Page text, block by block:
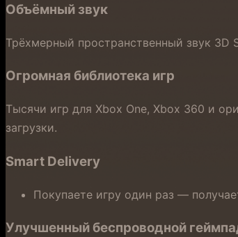
Объёмный звук
Трёхмерный пространственный звук 3D
Огромная библиотека игр
Тысячи игр для Xbox One, Xbox 360 и
загрузки.
Smart Delivery
Покупаете игру один раз —
Улучшенный беспроводной